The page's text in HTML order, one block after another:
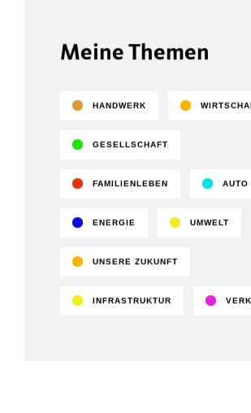
Meine Themen
HANDWERK
GESELLSCHAFT
FAMILIENLEBEN AUTO
ENERGIE UMWELT
UNSERE ZUKUNFT
INFRASTRUKTUR